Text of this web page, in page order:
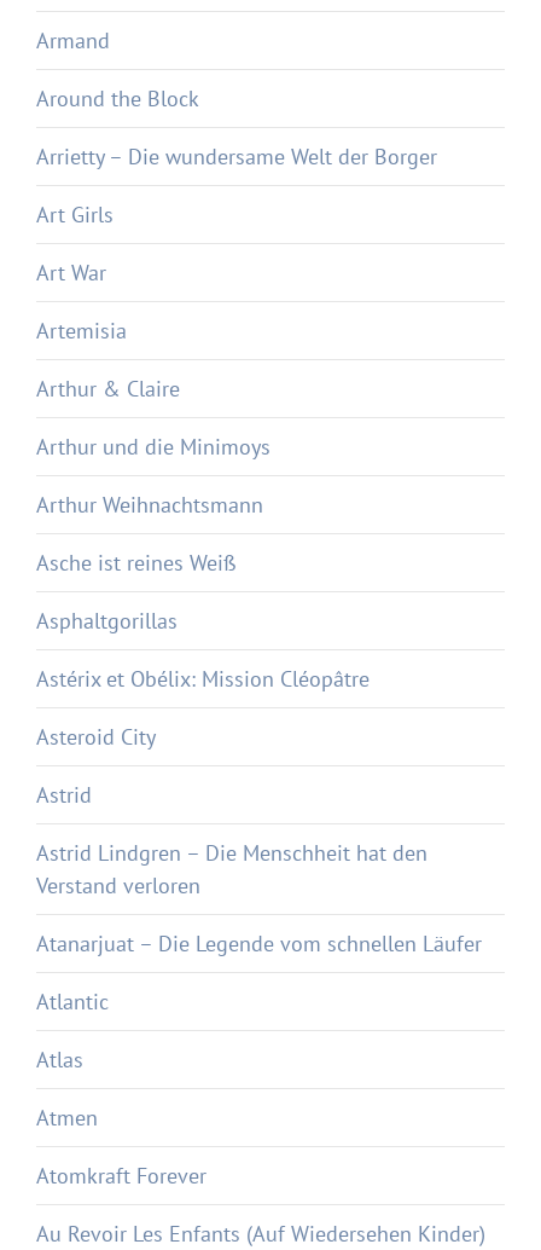
Armand
Around the Block
Arrietty – Die wundersame Welt der Borger
Art Girls
Art War
Artemisia
Arthur & Claire
Arthur und die Minimoys
Arthur Weihnachtsmann
Asche ist reines Weiß
Asphaltgorillas
Astérix et Obélix: Mission Cléopâtre
Asteroid City
Astrid
Astrid Lindgren – Die Menschheit hat den
Verstand verloren
Atanarjuat – Die Legende vom schnellen Läufer
Atlantic
Atlas
Atmen
Atomkraft Forever
Au Revoir Les Enfants (Auf Wiedersehen Kinder)